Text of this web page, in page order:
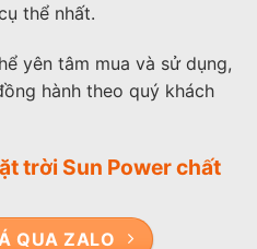
thể nhất.
yên tâm mua và sử dụng,
hành theo quý khách
trời Sun Power chất
QUA ZALO